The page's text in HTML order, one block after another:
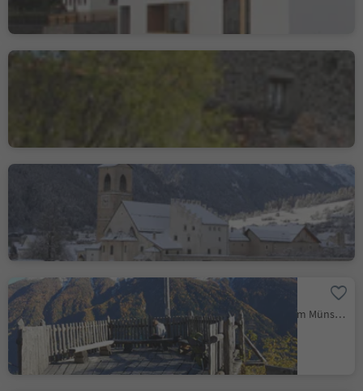
medieval town in South
Müstair
Tubre/Taufers i. M., Taufers im Münstertal/Tubre, Vinschgau/Val Venosta
"Kesselegg" viewpoint
Tubre/Taufers i. M., Taufers im Münstertal/Tubre, Vinschgau/Val Venosta